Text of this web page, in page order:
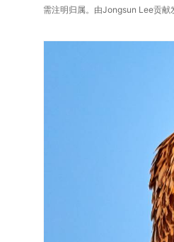
需注明归属。由Jongsun Lee贡献